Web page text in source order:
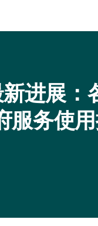
进展：
服务使